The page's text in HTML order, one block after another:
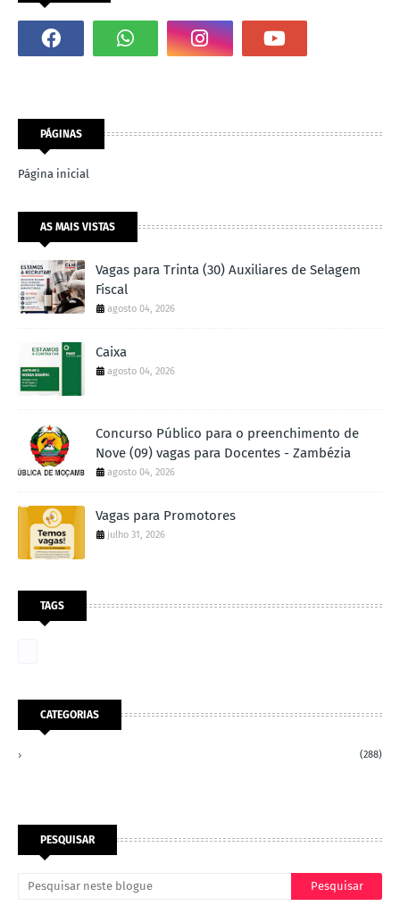
PÁGINAS
Página inicial
AS MAIS VISTAS
Vagas para Trinta (30) Auxiliares de Selagem
Fiscal
agosto 04, 2026
Caixa
agosto 04, 2026
Concurso Público para o preenchimento de
Nove (09) vagas para Docentes - Zambézia
agosto 04, 2026
Vagas para Promotores
julho 31, 2026
TAGS
CATEGORIAS
(288)
PESQUISAR